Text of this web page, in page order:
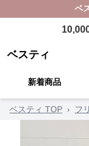
ベ
ベスティ
新着商品
ベスティ TOP › フ